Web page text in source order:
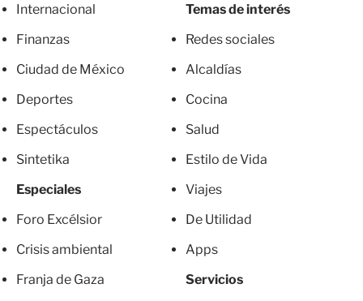
Internacional
Finanzas
Ciudad de México
Deportes
Espectáculos
Sintetika
Especiales
Foro Excélsior
Crisis ambiental
Franja de Gaza
Temas de interés
Redes sociales
Alcaldías
Cocina
Salud
Estilo de Vida
Viajes
De Utilidad
Apps
Servicios